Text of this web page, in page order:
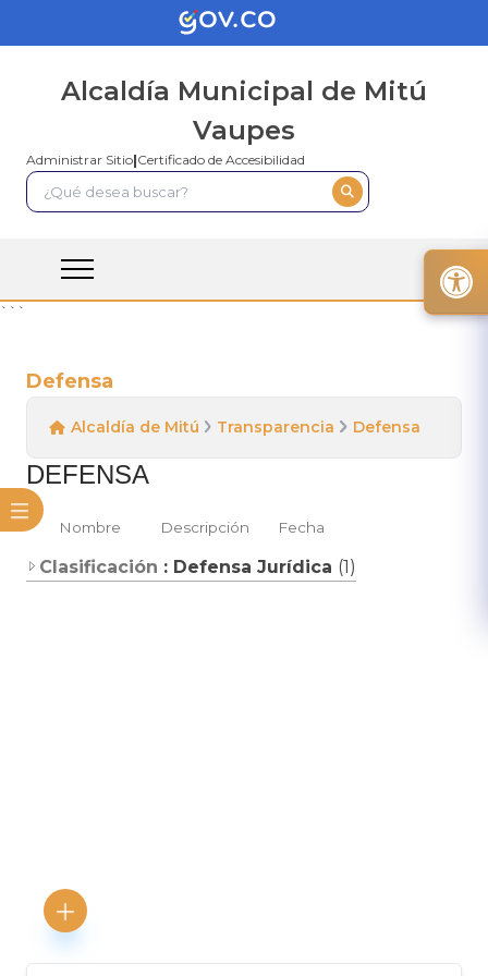
Alcaldía Municipal de Mitú
Vaupes
Administrar Sitio|Certificado de Accesibilidad
```
Defensa
Alcaldía de Mitú Transparencia Defensa
DEFENSA
Nombre Descripción Fecha
Clasificación : Defensa Jurídica (1)